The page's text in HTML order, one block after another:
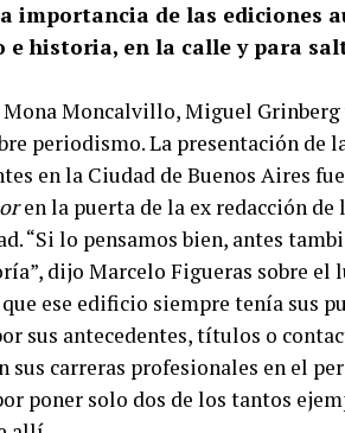
importancia de las ediciones
e historia, en la calle y para
Moncalvillo, Miguel Grinberg
periodismo. La presentación de
en la Ciudad de Buenos Aires
en la puerta de la ex redacción de
“Si lo pensamos bien, antes
dijo Marcelo Figueras sobre el
ese edificio siempre tenía sus
sus antecedentes, títulos o
carreras profesionales en el
poner solo dos de los tantos